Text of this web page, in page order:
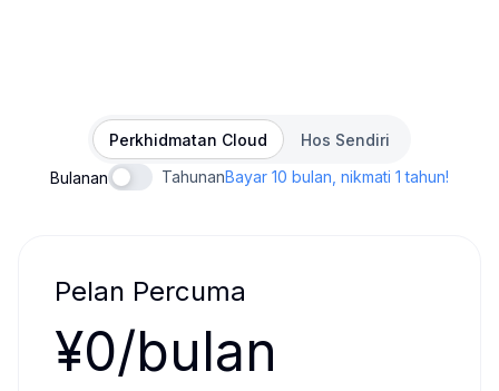
Perkhidmatan Cloud
Hos Sendiri
Bulanan
TahunanBayar 10 bulan, nikmati 1 tahun!
Pelan Percuma
¥0/bulan